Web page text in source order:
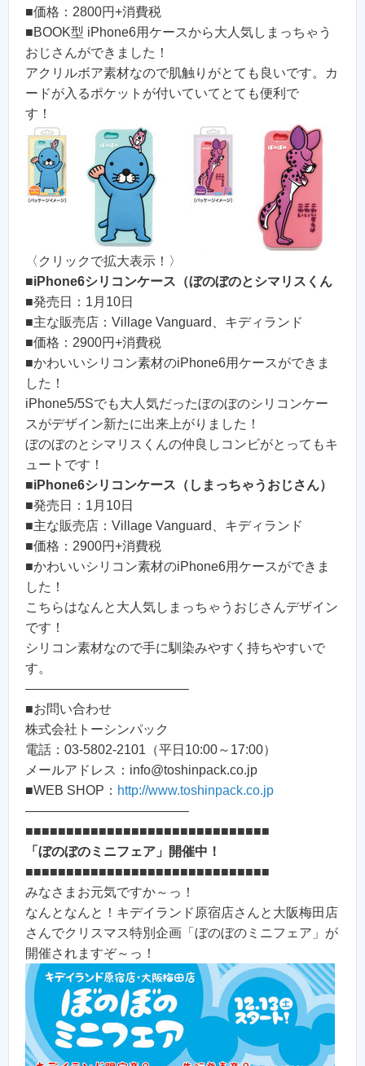
■価格：2800円+消費税
■BOOK型 iPhone6用ケースから大人気しまっちゃう
おじさんができました！
アクリルボア素材なので肌触りがとても良いです。カ
ードが入るポケットが付いていてとても便利で
す！
〈クリックで拡大表示！〉
■iPhone6シリコンケース（ぼのぼのとシマリスくん
■発売日：1月10日
■主な販売店：Village Vanguard、キディランド
■価格：2900円+消費税
■かわいいシリコン素材のiPhone6用ケースができま
した！
iPhone5/5Sでも大人気だったぼのぼのシリコンケー
スがデザイン新たに出来上がりました！
ぼのぼのとシマリスくんの仲良しコンビがとってもキ
ュートです！
■iPhone6シリコンケース（しまっちゃうおじさん）
■発売日：1月10日
■主な販売店：Village Vanguard、キディランド
■価格：2900円+消費税
■かわいいシリコン素材のiPhone6用ケースができま
した！
こちらはなんと大人気しまっちゃうおじさんデザイン
です！
シリコン素材なので手に馴染みやすく持ちやすいで
す。
————————————–
■お問い合わせ
株式会社トーシンパック
電話：03-5802-2101（平日10:00～17:00）
メールアドレス：info@toshinpack.co.jp
■WEB SHOP： http://www.toshinpack.co.jp
————————————–
■■■■■■■■■■■■■■■■■■■■■■■■■■■■■■
「ぼのぼのミニフェア」開催中！
■■■■■■■■■■■■■■■■■■■■■■■■■■■■■■
みなさまお元気ですか～っ！
なんとなんと！キデイランド原宿店さんと大阪梅田店
さんでクリスマス特別企画「ぼのぼのミニフェア」が
開催されますぞ～っ！